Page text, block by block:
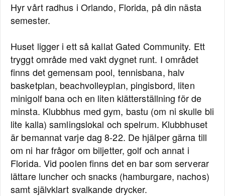
Hyr vårt radhus i Orlando, Florida, på din nästa
semester.
Huset ligger i ett så kallat Gated Community. Ett
tryggt område med vakt dygnet runt. I området
finns det gemensam pool, tennisbana, halv
basketplan, beachvolleyplan, pingisbord, liten
minigolf bana och en liten klätterställning för de
minsta. Klubbhus med gym, bastu (om ni skulle bli
lite kalla) samlingslokal och spelrum. Klubbhuset
är bemannat varje dag 8-22. De hjälper gärna till
om ni har frågor om biljetter, golf och annat i
Florida. Vid poolen finns det en bar som serverar
lättare luncher och snacks (hamburgare, nachos)
samt självklart svalkande drycker.